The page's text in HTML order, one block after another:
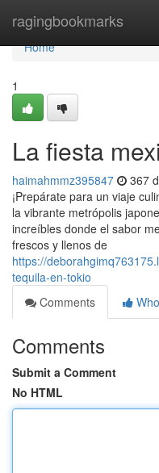
ragingbookmarks
Home
Home
1
La fiesta
haimahmmz395847 367
¡Prepárate para un viaje
la vibrante metrópolis
increíbles donde el sabor
frescos y llenos de
https://
tequila-en-tokio
Comments
Comments
Submit a Comment
No HTML